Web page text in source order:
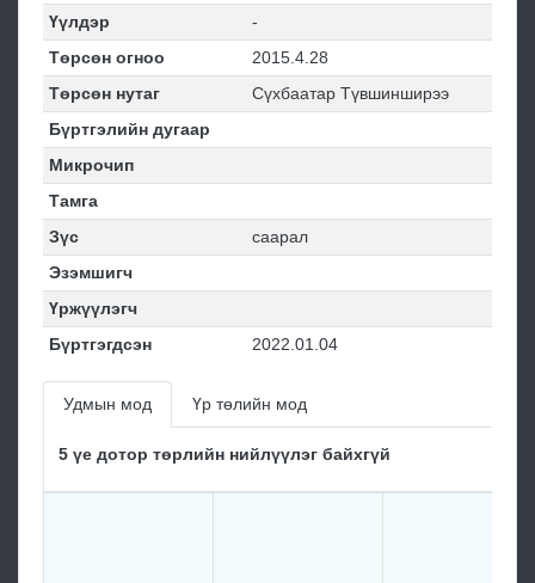
Үүлдэр
-
Төрсөн огноо
2015.4.28
Төрсөн нутаг
Сүхбаатар Түвшинширээ
Бүртгэлийн дугаар
Микрочип
Тамга
Зүс
саарал
Эзэмшигч
Үржүүлэгч
Бүртгэгдсэн
2022.01.04
Удмын мод Үр төлийн мод
5 үе дотор төрлийн нийлүүлэг байхгүй